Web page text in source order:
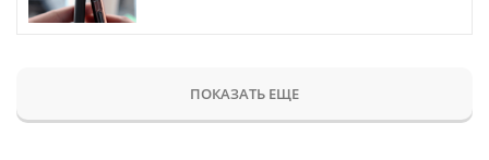
ПОКАЗАТЬ ЕЩЕ